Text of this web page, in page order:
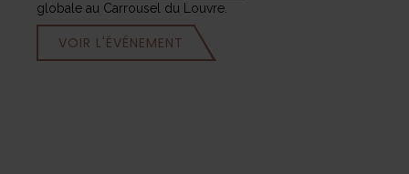
globale au Carrousel du Louvre.
VOIR L'ÉVÉNEMENT